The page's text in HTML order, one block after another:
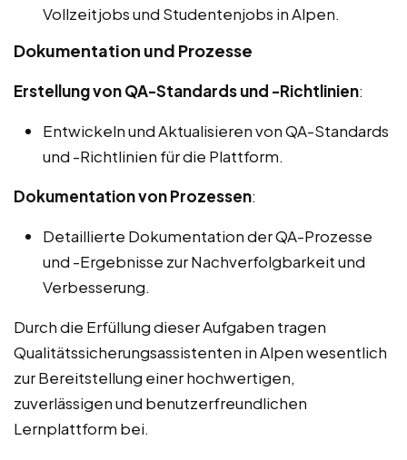
Vollzeitjobs und Studentenjobs in Alpen.
Dokumentation und Prozesse
Erstellung von QA-Standards und -Richtlinien:
Entwickeln und Aktualisieren von QA-Standards
und -Richtlinien für die Plattform.
Dokumentation von Prozessen:
Detaillierte Dokumentation der QA-Prozesse
und -Ergebnisse zur Nachverfolgbarkeit und
Verbesserung.
Durch die Erfüllung dieser Aufgaben tragen
Qualitätssicherungsassistenten in Alpen wesentlich
zur Bereitstellung einer hochwertigen,
zuverlässigen und benutzerfreundlichen
Lernplattform bei.